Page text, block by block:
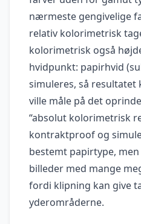
nærmeste gengivelige
relativ kolorimetrisk
kolorimetrisk også
hvidpunkt: papirhvid
simuleres, så resultatet
ville måle på det
“absolut kolorimetrisk
kontraktproof og
bestemt papirtype,
billeder med mange
fordi klipning kan give
yderområderne.